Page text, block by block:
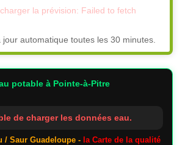
la prévision: Failed to fetch
automatique toutes les 30 minutes.
potable à Pointe-à-Pitre
de charger les données eau.
/ Saur Guadeloupe - la Carte de la qualité